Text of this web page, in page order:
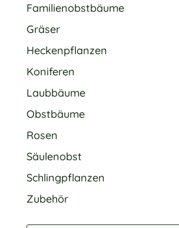
Familienobstbäume
Gräser
Heckenpflanzen
Koniferen
Laubbäume
Obstbäume
Rosen
Säulenobst
Schlingpflanzen
Zubehör